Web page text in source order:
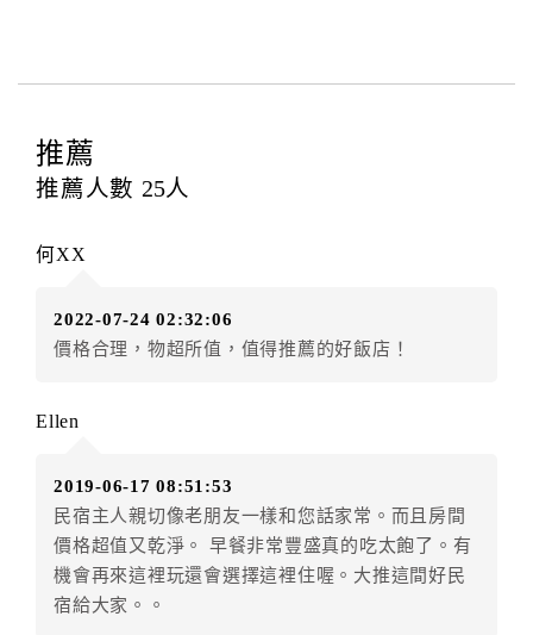
四、訂單異動
提出申辦不得異動訂單。
每筆訂單異動限定
辦理取消退款。
房者應補足差額。（限原訂飯店）
房者不得要求退其差額。（限原訂飯店）
額3個月
．訂房者使用「保留住宿金額」時，請注意！為避免飯
店客滿，敬請及早計畫，如逾時未提出申辦，視同無條
件放棄訂單（住宿權益）。 （限原訂飯店使用）
．每筆訂單異動限定乙次，限原訂飯店，異動完成後不
得辦理取消退款。
推薦
推薦人數 25人
何XX
2022-07-24 02:32:06
價格合理，物超所值，值得推薦的好飯店！
Ellen
2019-06-17 08:51:53
民宿主人親切像老朋友一樣和您話家常。而且房間
價格超值又乾淨。 早餐非常豐盛真的吃太飽了。有
機會再來這裡玩還會選擇這裡住喔。大推這間好民
宿給大家。。